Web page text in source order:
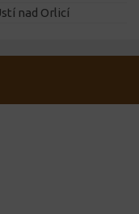
nad Orlicí